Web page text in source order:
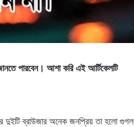
পারবেন। আশা করি এই আর্টিকেলটি
দুইটি ব্রাউজার অনেক জনপ্রিয় তা হলো গুগল